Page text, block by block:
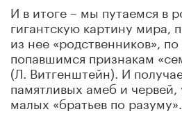
И в итоге – мы путаемся в
гигантскую картину мира,
из нее «родственников»,
попавшимся признакам
(Л. Витгенштейн). И
памятливых амеб и червей,
малых «братьев по разуму».